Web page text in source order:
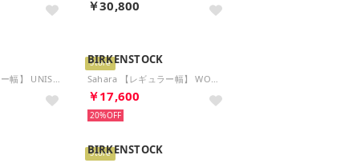
￥30,800
Arizona BS 【ナロー幅】 UNISEX （トリプルズブラック）
Store
BIRKENSTOCK
Sahara 【レギュラー幅】 WOMEN （フーツラブラック）
￥17,600
20%
Store
BIRKENSTOCK